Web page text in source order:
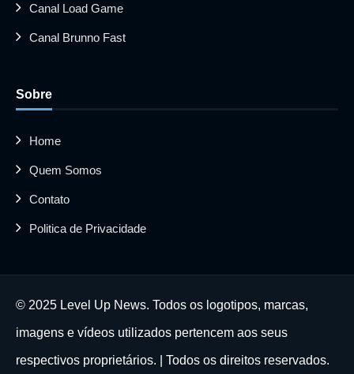
Canal Load Game
Canal Brunno Fast
Sobre
Home
Quem Somos
Contato
Politica de Privacidade
© 2025 Level Up News. Todos os logotipos, marcas,
imagens e vídeos utilizados pertencem aos seus
respectivos proprietários. | Todos os direitos reservados.